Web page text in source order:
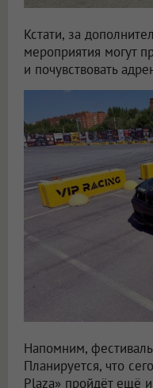
Кстати, за
мероприятия могут
и почувствовать
Напомним,
Планируется, что
Plaza» пройдёт ещё